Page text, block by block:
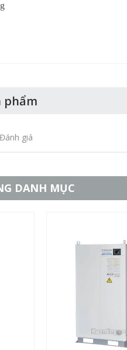
phẩm
giá
DANH MỤC